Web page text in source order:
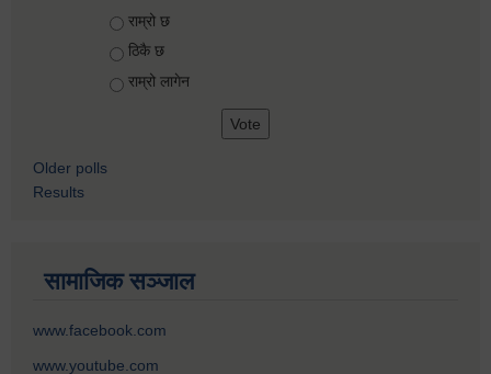
Choices
राम्रो छ
ठिकै छ
राम्रो लागेन
Older polls
Results
सामाजिक सञ्जाल
www.facebook.com
www.youtube.com